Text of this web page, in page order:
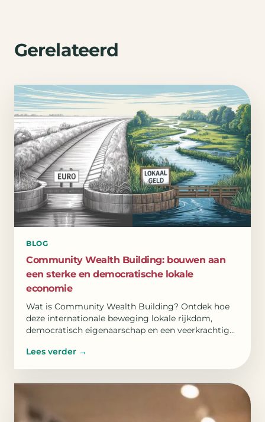
Gerelateerd
BLOG
Community Wealth Building: bouwen aan
een sterke en democratische lokale
economie
Wat is Community Wealth Building? Ontdek hoe
deze internationale beweging lokale rijkdom,
democratisch eigenaarschap en een veerkrachtige
pijlers.
Lees verder →